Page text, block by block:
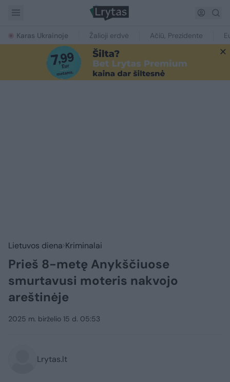
Karas Ukrainoje Žalioji erdvė Ačiū, Prezidente
Lietuvos diena Kriminalai
Prieš 8-metę Anykščiuose
smurtavusi moteris nakvojo
areštinėje
2025 m. birželio 15 d. 05:53
Lrytas.lt